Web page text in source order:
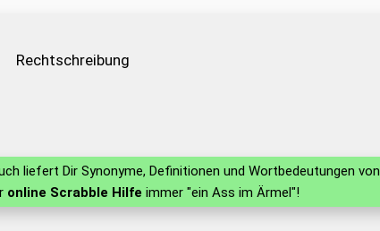
Rechtschreibung
liefert Dir Synonyme, Definitionen und Wortbedeutungen von
online Scrabble Hilfe immer "ein Ass im Ärmel"!